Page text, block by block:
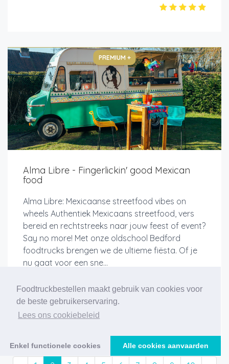
Foodtruckbestellen maakt gebruik van cookies voor
de beste gebruikerservaring.
Lees ons cookiebeleid
Enkel functionele cookies Alle cookies aanvaarden
PREMIUM +
Alma Libre - Fingerlickin' good Mexican
food
Alma Libre: Mexicaanse streetfood vibes on
wheels Authentiek Mexicaans streetfood, vers
bereid en rechtstreeks naar jouw feest of event?
Say no more! Met onze oldschool Bedford
foodtrucks brengen we de ultieme fiësta. Of je
nu gaat voor een sne...